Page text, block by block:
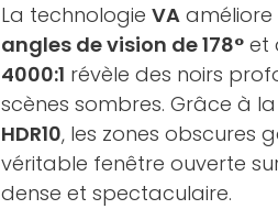
La technologie VA
angles de vision de 178° et
4000:1 révèle des noirs
scènes sombres. Grâce à
HDR10, les zones obscures
véritable fenêtre ouverte
dense et spectaculaire.